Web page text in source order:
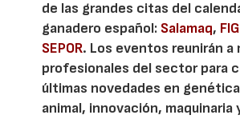
de las grandes citas del
ganadero español: Salamaq,
SEPOR. Los eventos reunirán a
profesionales del sector para
últimas novedades en
animal, innovación, maquinaria